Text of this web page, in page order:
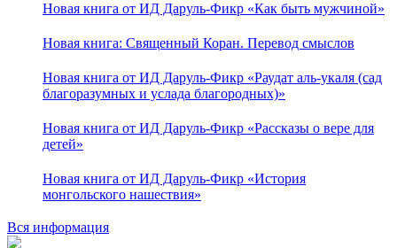
Новая книга от ИД Даруль-Фикр «Как быть мужчиной»
Новая книга: Священный Коран. Перевод смыслов
Новая книга от ИД Даруль-Фикр «Раудат аль-укаля (cад
благоразумных и услада благородных)»
Новая книга от ИД Даруль-Фикр «Рассказы о вере для
детей»
Новая книга от ИД Даруль-Фикр «История
монгольского нашествия»
Вся информация